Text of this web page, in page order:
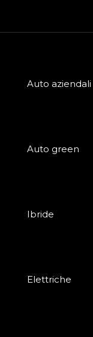
Auto aziendali
Auto green
Ibride
Elettriche